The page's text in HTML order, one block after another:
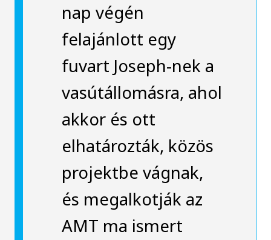
nap végén
felajánlott egy
fuvart Joseph-nek a
vasútállomásra, ahol
akkor és ott
elhatározták, közös
projektbe vágnak,
és megalkotják az
AMT ma ismert